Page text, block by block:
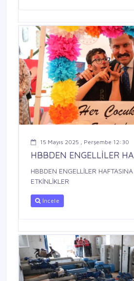
15 Mayıs 2025 , Perşembe 12:30
HBBDEN ENGELLİLER
HBBDEN ENGELLİLER HAFTASINA
ETKİNLİKLER
İncele